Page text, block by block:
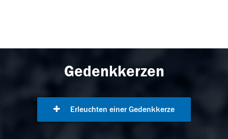
Gedenkkerzen
Erleuchten einer Gedenkkerze